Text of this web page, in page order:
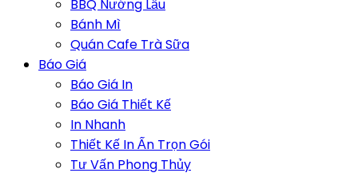
BBQ Nướng Lẩu
Bánh Mì
Quán Cafe Trà Sữa
Báo Giá
Báo Giá In
Báo Giá Thiết Kế
In Nhanh
Thiết Kế In Ấn Trọn Gói
Tư Vấn Phong Thủy